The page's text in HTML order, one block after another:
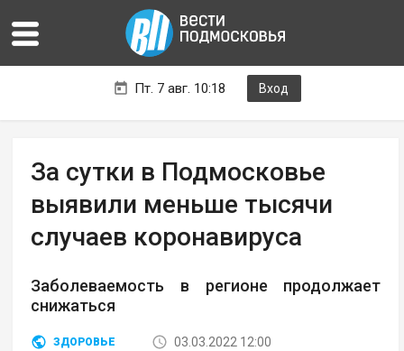
Пт. 7 авг. 10:18 Вход
За сутки в Подмосковье
выявили меньше тысячи
случаев коронавируса
Заболеваемость в регионе продолжает
снижаться
ЗДОРОВЬЕ
03.03.2022 12:00